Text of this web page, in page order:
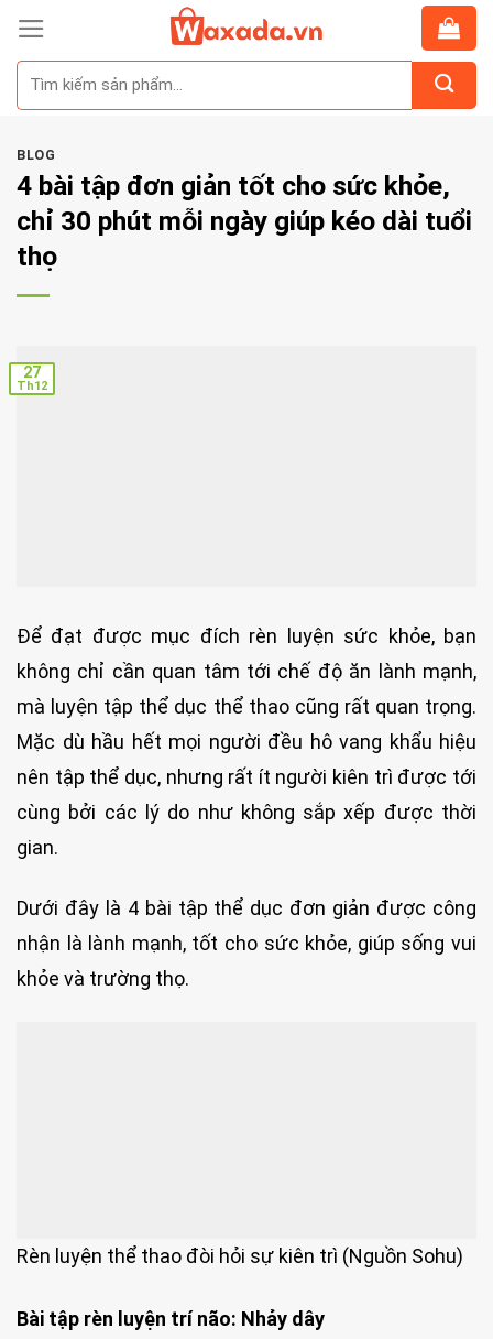
Skip
content
BLOG
4 bài tập đơn giản tốt cho sức khỏe,
chỉ 30 phút mỗi ngày giúp kéo dài tuổi
thọ
27
Th12
Để đạt được mục đích rèn luyện sức khỏe, bạn
không chỉ cần quan tâm tới chế độ ăn lành mạnh,
mà luyện tập thể dục thể thao cũng rất quan trọng.
Mặc dù hầu hết mọi người đều hô vang khẩu hiệu
nên tập thể dục, nhưng rất ít người kiên trì được tới
cùng bởi các lý do như không sắp xếp được thời
gian.
Dưới đây là 4 bài tập thể dục đơn giản được công
nhận là lành mạnh, tốt cho sức khỏe, giúp sống vui
khỏe và trường thọ.
Rèn luyện thể thao đòi hỏi sự kiên trì (Nguồn Sohu)
Bài tập rèn luyện trí não: Nhảy dây